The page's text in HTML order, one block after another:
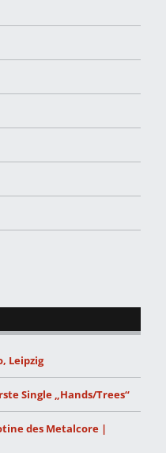
Leipzig
Single „Hands/Trees“
des Metalcore |